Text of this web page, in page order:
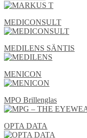
MEDICONSULT
MEDILENS SÄNTIS
MENICON
MPO Brillenglas
OPTA DATA